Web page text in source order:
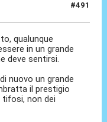
#491
qualunque
in un grande
deve sentirsi.
nuovo un grande
il prestigio
tifosi, non dei